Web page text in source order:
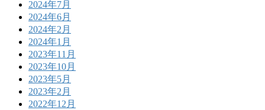
2024年7月
2024年6月
2024年2月
2024年1月
2023年11月
2023年10月
2023年5月
2023年2月
2022年12月